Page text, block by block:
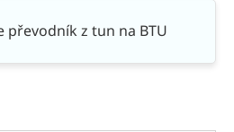
převodník z tun na BTU